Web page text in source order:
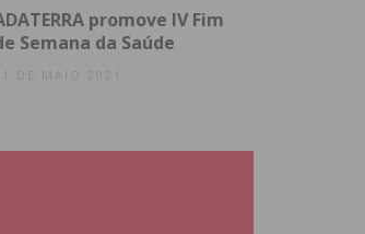
promove IV Fim
Semana da Saúde
21 DE MAIO 2021